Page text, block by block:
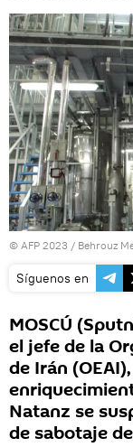
© AFP 2023 / Behrouz
Síguenos en
MOSCÚ
el jefe de la
de Irán
Natanz se
de sabotaje